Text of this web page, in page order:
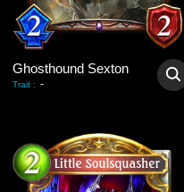
Ghosthound Sexton
Trait : -